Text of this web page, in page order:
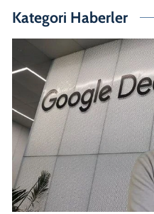
Kategori Haberler